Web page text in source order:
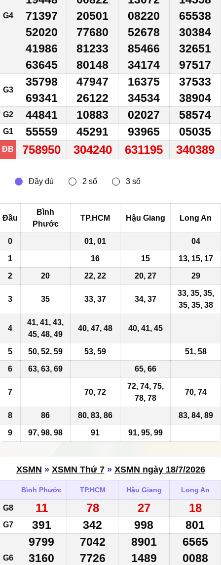
G4
71397
52020
41986
63645
20501
77680
81233
80148
08220
52678
85466
34174
65538
30384
32651
97517
G3
35798
69341
47947
26122
16375
34534
37533
38904
G2 44841 10883 02027 58574
G1 55559 45291 93965 05035
ĐB 758950 304240 631195 340389
Đầu
Bình
Phước
TP.HCM Hậu Giang Long An
0 01, 01 04
1 16 15 13, 15, 17
2 20 22, 22 20, 27 29
3 35 33, 37 34, 37
33, 35, 35,
35, 35, 38
4
41, 41, 43,
45, 48, 49
40, 47, 48 40, 41, 45
5 50, 52, 59 53, 59 51, 58
6 63, 63, 69 65, 66
7 70, 72
72, 74, 75,
78, 78
70, 74
8 86 80, 83, 86 83, 84, 89
9 97, 98, 98 91 91, 95, 99
XSMN » XSMN Thứ 7» XSMN ngày 18/7/2026
Bình Phước TP.HCM Hậu Giang Long An
G8 11 78 27 18
G7 391 342 998 801
G6
9799
3160
7042
7726
8901
1489
6565
0088